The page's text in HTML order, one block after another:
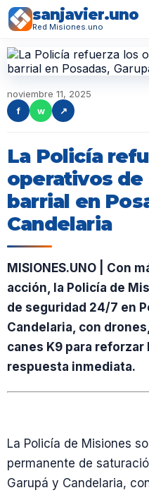
sanjavier.uno
Red Misiones.uno
noviembre 11, 2025
f
w ↗
La Policía
operativos de
barrial en
Candelaria
MISIONES.UNO | Con
acción, la Policía de
de seguridad 24/7 en
Candelaria, con
canes K9 para reforzar
respuesta inmediata.
La Policía de Misiones
permanente de
Garupá y Candelaria,